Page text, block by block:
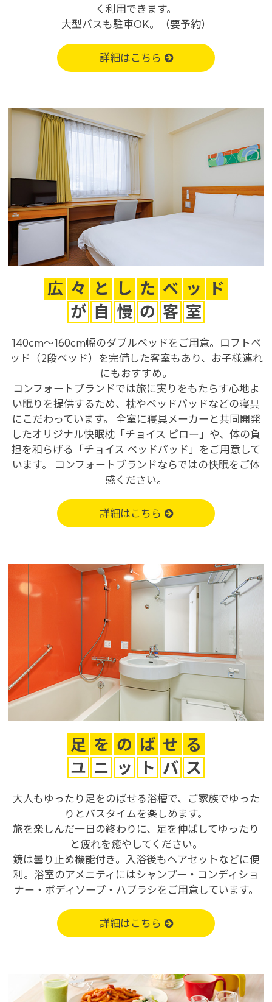
く利用できます。
大型バスも駐車OK。（要予約）
詳細はこちら
広 々 と し た ベ ッ
ド
が 自 慢 の 客 室
140cm～160cm幅のダブルベッドをご用意。ロフトベ
ッド（2段ベッド）を完備した客室もあり、お子様連れ
にもおすすめ。
コンフォートブランドでは旅に実りをもたらす心地よ
い眠りを提供するため、枕やベッドパッドなどの寝具
にこだわっています。 全室に寝具メーカーと共同開発
したオリジナル快眠枕「チョイス ピロー」や、体の負
担を和らげる「チョイス ベッドパッド」をご用意して
います。 コンフォートブランドならではの快眠をご体
感ください。
詳細はこちら
足 を の ば せ る
ユ ニ ッ ト バ ス
大人もゆったり足をのばせる浴槽で、ご家族でゆった
りとバスタイムを楽しめます。
旅を楽しんだ一日の終わりに、足を伸ばしてゆったり
と疲れを癒やしてください。
鏡は曇り止め機能付き。入浴後もヘアセットなどに便
利。浴室のアメニティにはシャンプー・コンディショ
ナー・ボディソープ・ハブラシをご用意しています。
詳細はこちら